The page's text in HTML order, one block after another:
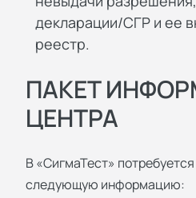
декларации/СГР и ее
реестр.
ПАКЕТ
ЦЕНТРА
В «СигмаТест»
следующую информацию: